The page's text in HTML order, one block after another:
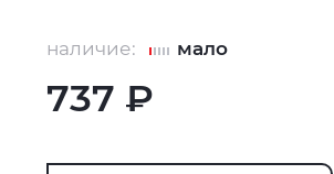
наличие: мало
737 ₽